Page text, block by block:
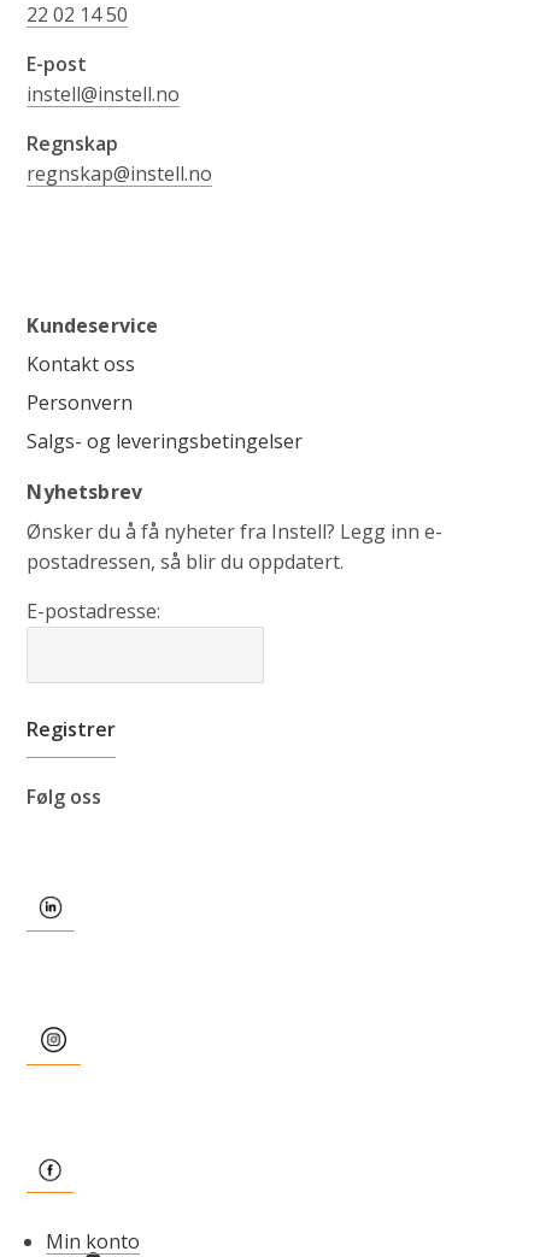
22 02 14 50
E-post
instell@instell.no
Regnskap
regnskap@instell.no
Kundeservice
Kontakt oss
Personvern
Salgs- og leveringsbetingelser
Nyhetsbrev
Ønsker du å få nyheter fra Instell? Legg inn e-
postadressen, så blir du oppdatert.
E-postadresse:
Følg oss
Min konto